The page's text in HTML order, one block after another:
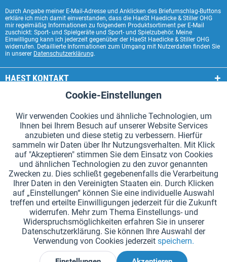
Durch Angabe meiner E-Mail-Adresse und Anklicken des Briefumschlag-Buttons
erkläre ich mich damit einverstanden, dass die HaeSt Haedicke & Stiller OHG
mir regelmäßig Informationen zu folgendem Produktsortiment per E-Mail
zuschickt: Sport- und Spielgeräte und Sport- und Spielzubehör. Meine
Einwilligung kann ich jederzeit gegenüber der HaeSt Haedicke & Stiller OHG
widerrufen. Detaillierte Informationen zum Umgang mit Nutzerdaten finden Sie
in unserer Datenschutzerklärung.
HAEST KONTAKT
HAEST SHOP SERVICE
ALLGEMEINE INFORMATIONEN
ZAHLUNGSARTEN
*Alle Preise inkl. Mehrwertsteuer zzgl.Versandkosten.
Cookie-Einstellungen Kataloge anfordern
Lasergravuren auf Staffelstäben Newsletter Über uns
Hilfe und Support Kontakt Versand und Zahlung
Rücksendung & Erstattung Widerrufsrecht Datenschutz
AGB Impressum
Aktiv
Tracking Aktiv
Cookie-Einstellungen
Wir verwenden Cookies und ähnliche Technologien, um
Ihnen bei Ihrem Besuch auf unserer Website Services
anzubieten und diese stetig zu verbessern. Hierfür
sammeln wir Daten über Ihr Nutzungsverhalten. Mit Klick
auf "Akzeptieren" stimmen Sie dem Einsatz von Cookies
und ähnlichen Technologien zu den zuvor genannten
Zwecken zu. Dies schließt gegebenenfalls die Verarbeitung
Ihrer Daten in den Vereinigten Staaten ein. Durch Klicken
auf „Einstellungen“ können Sie eine individuelle Auswahl
treffen und erteilte Einwilligungen jederzeit für die Zukunft
widerrufen. Mehr zum Thema Einstellungs- und
Widerspruchsmöglichkeiten erfahren Sie in unserer
Datenschutzerklärung. Sie können Ihre Auswahl der
Verwendung von Cookies jederzeit speichern.